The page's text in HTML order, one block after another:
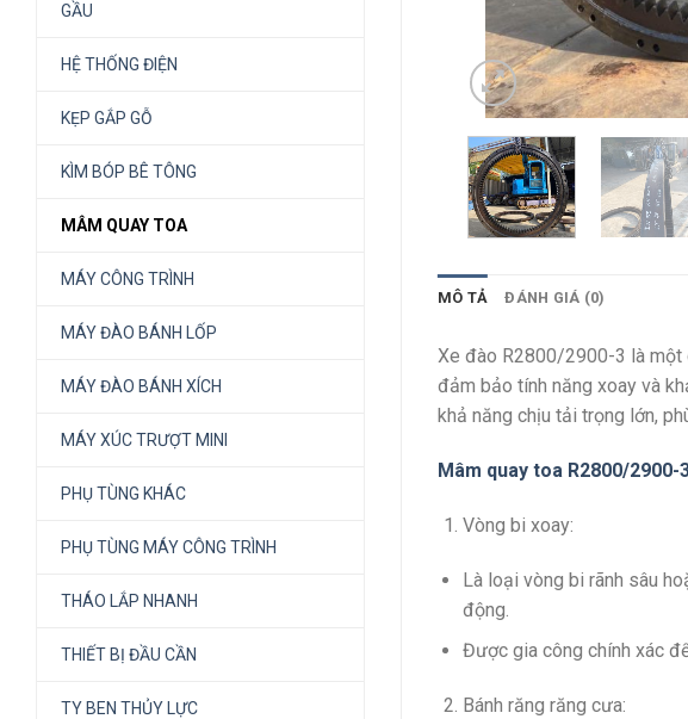
GẦU
HỆ THỐNG ĐIỆN
KẸP GẮP GỖ
KÌM BÓP BÊ TÔNG
MÂM QUAY TOA
MÁY CÔNG TRÌNH
MÁY ĐÀO BÁNH LỐP
MÁY ĐÀO BÁNH XÍCH
MÁY XÚC TRƯỢT MINI
PHỤ TÙNG KHÁC
PHỤ TÙNG MÁY CÔNG TRÌNH
THÁO LẮP NHANH
THIẾT BỊ ĐẦU CẦN
TY BEN THỦY LỰC
MÔ TẢ ĐÁNH GIÁ (0)
Xe đào R2800/2900-3 là một
đảm bảo tính năng xoay và
khả năng chịu tải trọng lớn,
Mâm quay toa R2800/2900-
Vòng bi xoay:
Là loại vòng bi rãnh sâu
động.
Được gia công chính xác
Bánh răng răng cưa: